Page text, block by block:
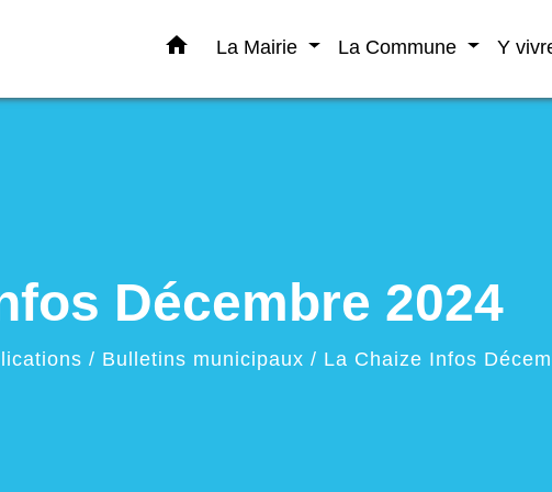
home La Mairie La Commune Y
Décembre 2024
/ Bulletins municipaux / La Chaize Infos